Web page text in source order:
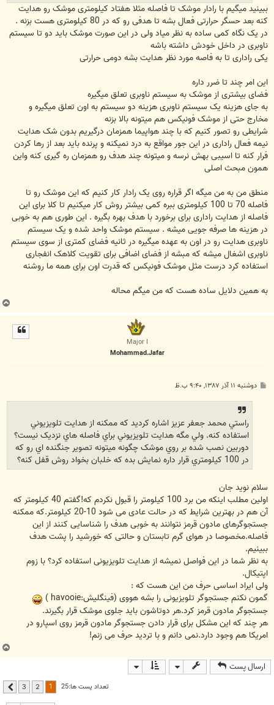
ببینید میگیم با رادار موشک تا فاصله مثلا هفتاد کیلومتری موشک رو هدایت
کنه بعد حسگر حرارتی فعال بشه تا هدفی رو که در 80 کیلومتری هست بزنه .
در یک نگاه کمی ساده به نظر میاد ولی در این صورت موشک باید دو تا سیستم
ناوبری در داخل خودش داشته باشه
یکی راداری تا به فاصه مورد نظر هدایت بشه دومی حرارتی
این امر چند تا ضرر داره
فضای بیشتری از موشک به سیستم ناوبری تعلق میگیره
به جای هزینه یک سیستم ناوبری هزینه دو سیستم به اون تعلق میگیره و
مخارج حتی از موشک فونیکس هم میتونه بالا بزنه
شرایطی رو تصور کنیم که با چند هواپیما همزمان درگیریم بدون شک هدایت
نیمه فعال راداری در این جور مواقع به درد نمیکنه و پرنده باید بعد از رها کردن
فرار کنه تا اسیبی بهش نرسه و میتونه چند هدف رو همزمان ره گیری کنه واین
همون مبحث اصلی
منطق من به من میگه اگر قراره روی یک رادار کار کنیم که این موشک رو تا
فاصله 70 تا 100 کیلومتری ببره کمی بیشتر روش کار میکنیم تا کلا برای این
فاصله از هدایت راداری برای برخورد با هدف بهره بگیره . این طوری هم به خوبی
در هزینه ها صرفه جویی میشه . سیستم موشک واحد شده و یک سیستم
ناوبری هدایت رو در اون به عهده میگیره در ثانیه فضای کمتری از سوی سیستم
ناوبری اشغال میشه که مبشه از فضای اضافی برای تقویت کلاهک انفجاری
استفاده کرد درست مثل موشک فونیکس که قدرت اون برای همه ما روشنه
به همین دلایل ساده هست که من میگم محاله
ب
ا
Major I
Mohammad.Jafar
پ دوشنبه ۱۱ آذر ۱۳۸۷, ۹:۴۰ ب.ظ
راستي محمد جعفر عزيز اشاره کرديد که ممکنه از هدايت تلويزيوني
استفاده کنه. ولي مگه هدايت تلويزيوني براي فاصله هاي نزديک نيست؟
دوربين نصب شده بر روي موشک چگونه ميتونه تصوير جنگنده اي رو که
در 100 کيلومتري قرار داره نمايش بده که خلبان بخواد روش قفل کنه؟
سلام نوید جان
اولین مطلب اینکه من برد 100 کیلومتر را قبول نکردم که!گفتم 40 کیلومتر که
آن هم در بهترین شرایط که در حالت عادی می شود 10-20 کیلومتر.که ممکنه
جستجوگرهای مادون قرمز نتوانند به خوبی هدف را شناسایی کنند از این
فاصله.مخصوصا در هوای گرم تابستان و حالتی که خورشید را پشت هدف
ببینیم.
به نظر شما در این فواصل نمیشه از هدایت تلویزیونی استفاده کرد؟ با زوم
اپتیکال.
ولی ایراد اساسی حرف من این هست که :
گمون نکنم جستجوگر تلویزیونی را بشه هووی (فینگلیش:havooie )
جستجوگر مادون قرمز کرد.هر دوتاشون باید جلوی موشک قرار بگیرند.
هر چند که این مشکل برای قرار دادن جستجوگر مادون قرمز روی اسپارو در
امریکا هم وجود دارد.نمی دانم و با تردید حرف می زنم!
ب
ا
ارسال پست
تعداد پست ها:25 2
3 بعدی